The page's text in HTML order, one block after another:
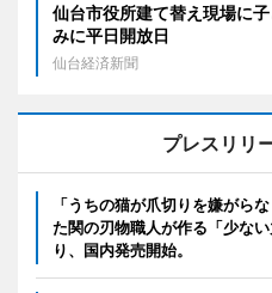
仙台市役所建て替え現場に
みに平日開放日
仙台経済新聞
プレスリリ
「うちの猫が爪切りを嫌がら
た関の刃物職人が作る「少な
り、国内発売開始。